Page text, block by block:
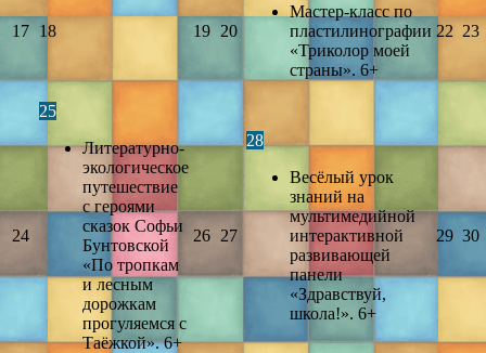
17 18 19 20
Мастер-класс по
пластилинографии
«Триколор моей
страны». 6+
22 23
24
25
Литературно-
экологическое
путешествие
с героями
сказок Софьи
Бунтовской
«По тропкам
и лесным
дорожкам
прогуляемся с
Таёжкой». 6+
26 27
28
Весёлый урок
знаний на
мультимедийной
интерактивной
развивающей
панели
«Здравствуй,
школа!». 6+
29 30